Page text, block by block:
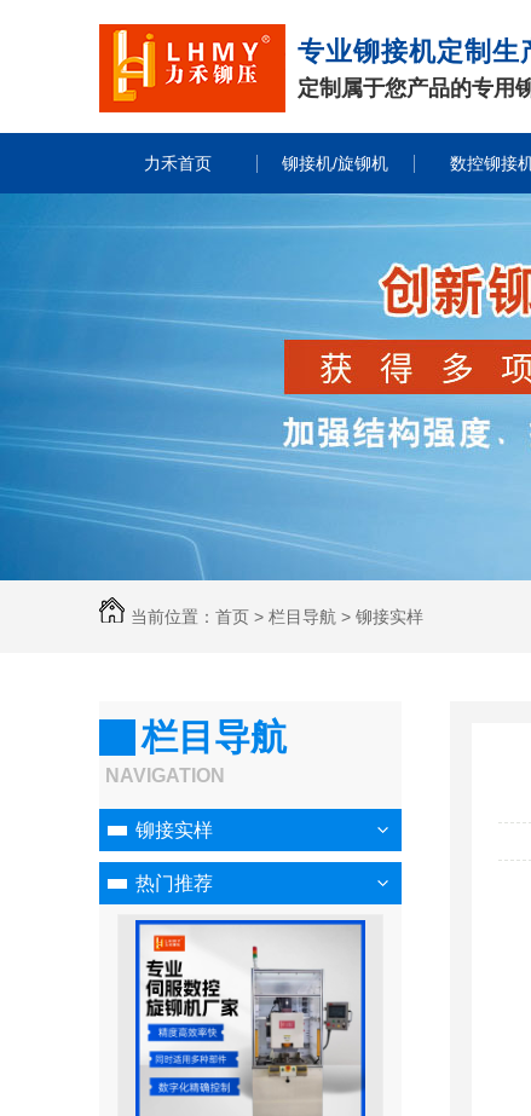
专业铆接机定制生
定制属于您产品的专用
力禾首页 铆接机/旋铆机 数控铆接
当前位置： 首页 > 栏目导航 > 铆接实样
栏目导航
NAVIGATION
铆接实样
热门推荐